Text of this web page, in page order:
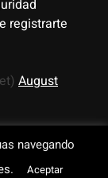
registrarte
August
navegando
Aceptar